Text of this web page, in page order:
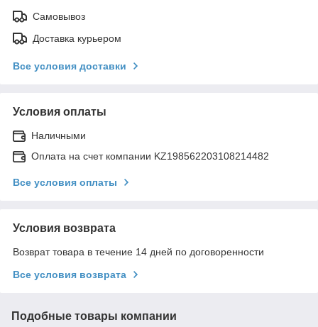
Самовывоз
Доставка курьером
Все условия доставки
Условия оплаты
Наличными
Оплата на счет компании KZ198562203108214482
Все условия оплаты
Условия возврата
Возврат товара в течение 14 дней по договоренности
Все условия возврата
Подобные товары компании